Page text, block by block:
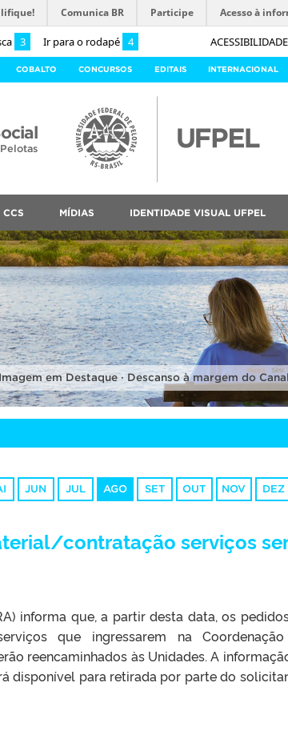
3 Ir para o rodapé 4 ACESSIBILIDADE
Comunica BR Participe Acesso à
COBALTO CONCURSOS EDITAIS INTERNACIONAL
CCS MÍDIAS IDENTIDADE VISUAL UFPEL
em Destaque · Descanso à margem do
JUN JUL AGO SET OUT NOV DEZ
contratação serviços
informa que, a partir desta data, os
que ingressarem na
reencaminhados às Unidades. A
disponível para retirada por parte do